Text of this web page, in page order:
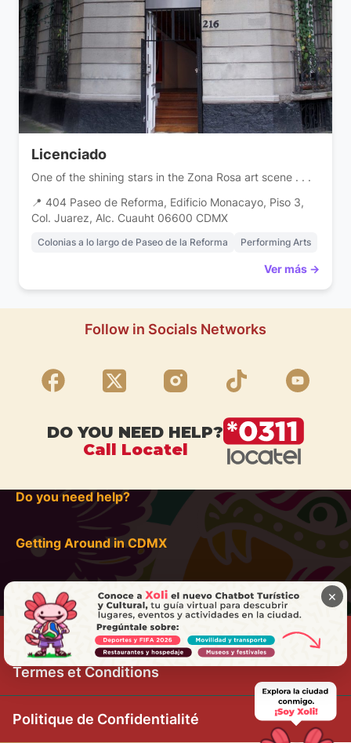
Licenciado
One of the shining stars in the Zona Rosa art scene . . .
📍 404 Paseo de Reforma, Edificio Monacayo, Piso 3,
Col. Juarez, Alc. Cuauht 06600 CDMX
Colonias a lo largo de Paseo de la Reforma Performing Arts
Ver más →
Follow in Socials Networks
DO YOU NEED HELP?
Call Locatel
Do you need help?
Getting Around in CDMX
Termes et Conditions
Politique de Confidentialité
×